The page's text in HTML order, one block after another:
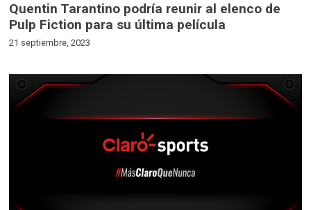
Quentin Tarantino podría reunir al elenco de
Pulp Fiction para su última película
21 septiembre, 2023